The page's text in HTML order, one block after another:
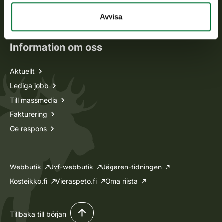
Avvisa
Oma riista -tjänsten
Ansökan om licenser och dispenser
Information om oss
Aktuellt
Lediga jobb
Till massmedia
Fakturering
Ge respons
Webbutik Jvf-webbutik
Jägaren-tidningen
Kosteikko.fi
Vieraspeto.fi Oma riista
Tillbaka till början